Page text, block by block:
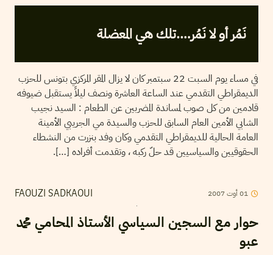
نَمُر أو لا نَمُر….تلك هي المعضلة
في مساء يوم السبت 22 سبتمبر كان لا يزال المقر المركزي بتونس للحزب
الديمقراطي التقدمي عند الساعة العاشرة ونصف ليلاً يستقبل ضيوفه
قادمين من كل صوب لمساندة المضربين عن الطعام : السيد نجيب
الشابي الأمين العام السابق للحزب والسيدة مي الجريبي الأمينة
العامة الحالية للديمقراطي التقدمي وكان وفد بنزرت من النشطاء
الحقوقيين والسياسيين قد حلّ ركبه ، وتقدمت أفراده […].
FAOUZI SADKAOUI 01أوت2007
حوار مع السجين السياسي الأستاذ المحامي محمد
عبو